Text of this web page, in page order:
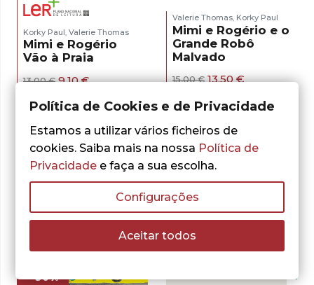
Korky Paul Valerie Thomas
Mimi e Rogério
Vão à Praia
13,00€ O
original
era:
13,00 €.
9,10€O
atual
é:
9,10 €.
Valerie Thomas, Korky Paul
Mimi e Rogério e o
Grande Robô
Malvado
15,00€ O
original
era:
15,00 €.
13,50€O
atual
é:
- 30%
Política de Cookies e de Privacidade
Estamos a utilizar vários ficheiros de
cookies. Saiba mais na nossa Política de
Privacidade e faça a sua escolha.
Configurações
Aceitar todos